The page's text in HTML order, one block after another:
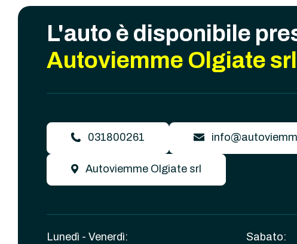
L'auto è disponibile
Autoviemme Olgiate srl
031800261
Autoviemme Olgiate srl
Lunedì - Venerdì:
Sabato: